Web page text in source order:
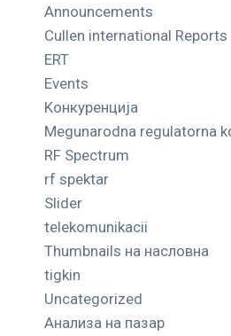
Announcements
Cullen international Reports
ERT
Events
Kонкуренција
Megunarodna regulatorna
RF Spectrum
rf spektar
Slider
telekomunikacii
Thumbnails на насловна
tigkin
Uncategorized
Анализа на пазар